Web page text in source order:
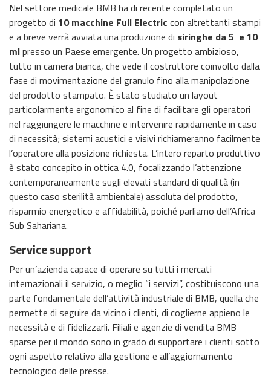
Nel settore medicale BMB ha di recente completato un
progetto di 10 macchine Full Electric con altrettanti stampi
e a breve verrà avviata una produzione di siringhe da 5 e 10
mlpresso un Paese emergente. Un progetto ambizioso,
tutto in camera bianca, che vede il costruttore coinvolto dalla
fase di movimentazione del granulo fino alla manipolazione
del prodotto stampato. È stato studiato un layout
particolarmente ergonomico al fine di facilitare gli operatori
nel raggiungere le macchine e intervenire rapidamente in caso
di necessità; sistemi acustici e visivi richiameranno facilmente
l’operatore alla posizione richiesta. L’intero reparto produttivo
è stato concepito in ottica 4.0, focalizzando l’attenzione
contemporaneamente sugli elevati standard di qualità (in
questo caso sterilità ambientale) assoluta del prodotto,
risparmio energetico e affidabilità, poiché parliamo dell’Africa
Sub Sahariana.
Service support
Per un’azienda capace di operare su tutti i mercati
internazionali il servizio, o meglio “i servizi”, costituiscono una
parte fondamentale dell’attività industriale di BMB, quella che
permette di seguire da vicino i clienti, di coglierne appieno le
necessità e di fidelizzarli. Filiali e agenzie di vendita BMB
sparse per il mondo sono in grado di supportare i clienti sotto
ogni aspetto relativo alla gestione e all’aggiornamento
tecnologico delle presse.